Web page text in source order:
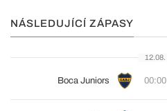
NÁSLEDUJÍCÍ ZÁPASY
12.08.
Boca Juniors 00:00